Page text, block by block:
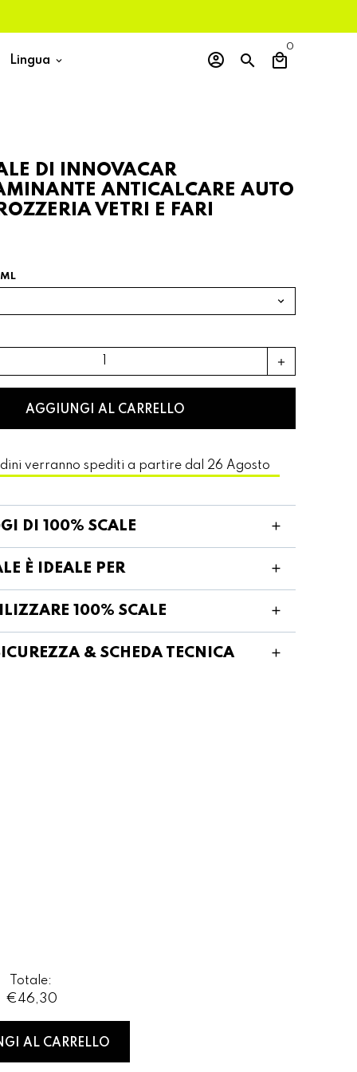
Lingua keyboard_arrow_down account_circle search local_mall
0
DI INNOVACAR
ANTICALCARE AUTO
VETRI E FARI
add
AGGIUNGI AL CARRELLO
verranno spediti a partire dal 26 Agosto
DI 100% SCALE
È IDEALE PER
100% SCALE
& SCHEDA TECNICA
Totale:
€46,30
AL CARRELLO